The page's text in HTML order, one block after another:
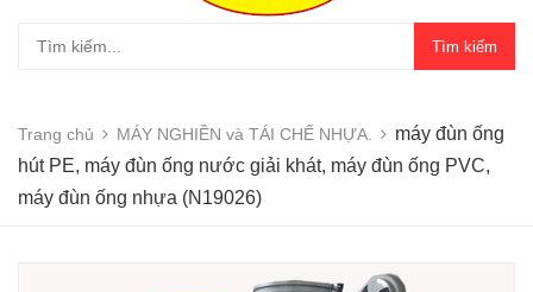
Tìm kiếm
Trang chủ MÁY NGHIỀN và TÁI CHẾ NHỰA.
máy đùn ống
hút PE, máy đùn ống nước giải khát, máy đùn ống PVC,
máy đùn ống nhựa (N19026)